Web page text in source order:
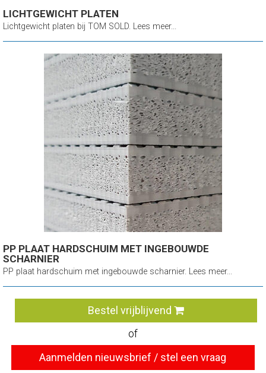
LICHTGEWICHT PLATEN
Lichtgewicht platen bij TOM SOLD. Lees meer...
PP PLAAT HARDSCHUIM MET INGEBOUWDE
SCHARNIER
PP plaat hardschuim met ingebouwde scharnier. Lees meer...
Bestel vrijblijvend
of
Aanmelden nieuwsbrief / stel een vraag